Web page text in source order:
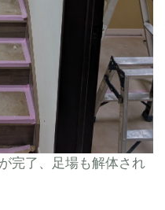
完了、足場も解体され